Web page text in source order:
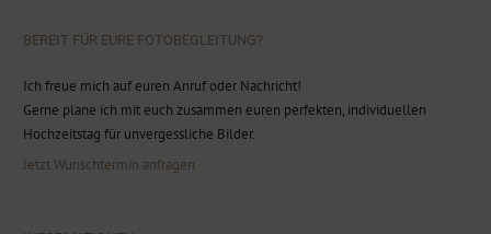
BEREIT FÜR EURE FOTOBEGLEITUNG?
Ich freue mich auf euren Anruf oder Nachricht!
Gerne plane ich mit euch zusammen euren perfekten, individuellen
Hochzeitstag für unvergessliche Bilder.
Jetzt Wunschtermin anfragen